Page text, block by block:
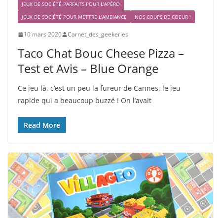
JEUX DE SOCIÉTÉ PARFAITS POUR L'APÉRO
JEUX DE SOCIÉTÉ POUR METTRE L'AMBIANCE
NOS COUPS DE COEUR !
10 mars 2020 Carnet_des_geekeries
Taco Chat Bouc Cheese Pizza –
Test et Avis – Blue Orange
Ce jeu là, c’est un peu la fureur de Cannes, le jeu
rapide qui a beaucoup buzzé ! On l’avait
Read More